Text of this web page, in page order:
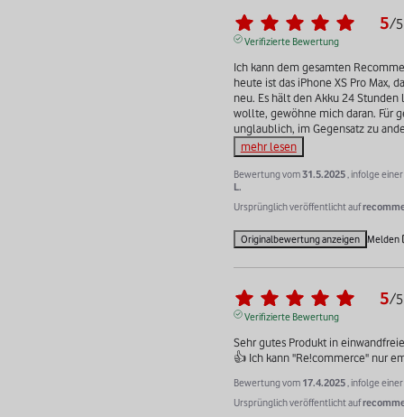
5/5
Verifizierte Bewertung
Ich kann dem gesamten
heute ist das iPhone XS Pro Max,
neu. Es hält den Akku 24
wollte, gewöhne mich daran. Für
unglaublich, im Gegensatz zu
mehr lesen
Bewertung vom31.5.2025 , infolge
L.
Ursprünglich veröffentlicht auf
Originalbewertung anzeigen Melden
5/5
Verifizierte Bewertung
Sehr gutes Produkt in
👍 Ich kann "Re!commerce" nur
Bewertung vom 17.4.2025 , infolge
Ursprünglich veröffentlicht auf